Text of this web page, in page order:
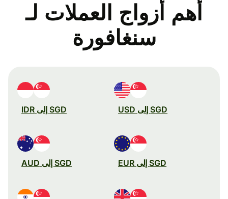
أهم أزواج العملات لـ
سنغافورة
SGD إلى USD SGD إلى IDR
SGD إلى EUR SGD إلى AUD